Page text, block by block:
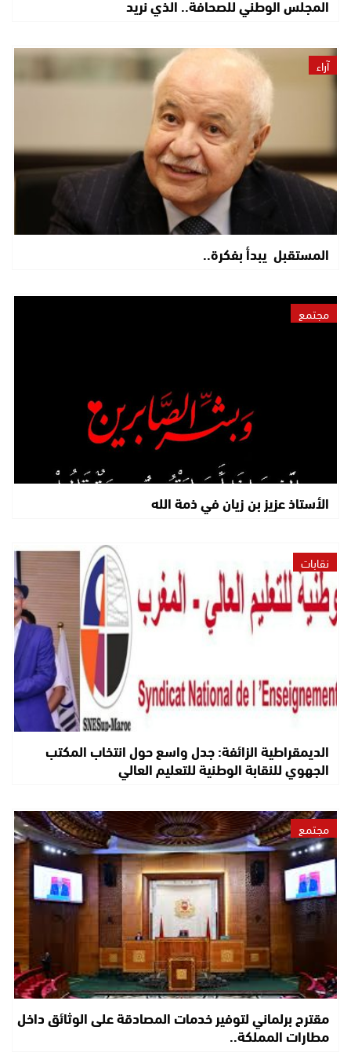
آراء
المستقبل يبدأ بفكرة..
مجتمع
الأستاذ عزيز بن زيان في ذمة الله
نقابات
الديمقراطية الزائفة: جدل واسع حول انتخاب المكتب
الجهوي للنقابة الوطنية للتعليم العالي
مجتمع
مقترح برلماني لتوفير خدمات المصادقة على الوثائق داخل
مطارات المملكة..